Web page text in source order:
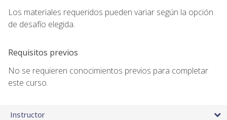
Los materiales requeridos pueden variar según la opción
de desafío elegida.
Requisitos previos
No se requieren conocimientos previos para completar
este curso.
Instructor